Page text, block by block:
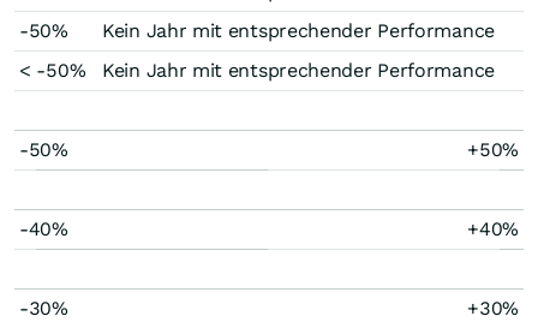
-50%
Kein Jahr mit entsprechender Performance
< -50%
Kein Jahr mit entsprechender Performance
-50% +50%
-40% +40%
-30% +30%